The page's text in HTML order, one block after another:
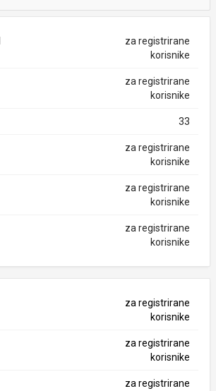
za registrirane
korisnike
za registrirane
korisnike
33
za registrirane
korisnike
za registrirane
korisnike
za registrirane
korisnike
za registrirane
korisnike
za registrirane
korisnike
za registrirane